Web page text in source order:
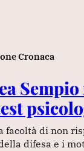
Cronaca
facoltà di non
difesa e i